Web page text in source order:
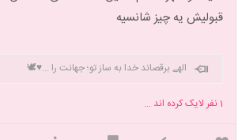
قبولیش یه چیز شانسیه
الهے برقصاند خدا به ساز تو؛ جهانت را ...♥️🕊
1نفر لایک کرده اند ...